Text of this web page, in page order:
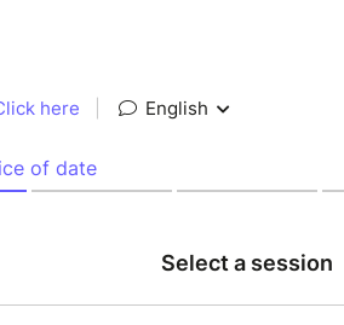
est rude sur le marché de la
à la faillite et par là-même,
Dark, membre des «